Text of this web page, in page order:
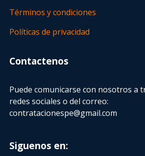
Términos y condiciones
Políticas de privacidad
Contactenos
Puede comunicarse con nosotros a
redes sociales o del correo:
contratacionespe@gmail.com
Siguenos en: